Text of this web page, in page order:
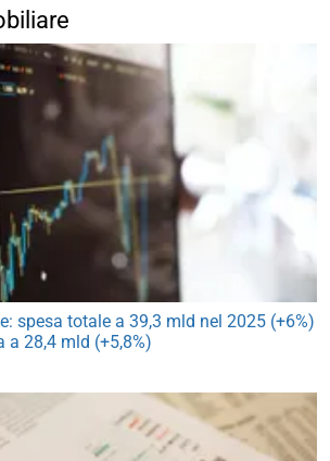
spesa totale a 39,3 mld nel 2025 (+6%)
a 28,4 mld (+5,8%)